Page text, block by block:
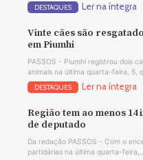
DESTAQUES Ler na íntegra
Vinte cães são
em Piumhi
PASSOS - Piumhi registrou dois
animais na última quarta-feira, 5,
DESTAQUES Ler na íntegra
Região tem ao menos
de deputado
Da redação PASSOS - Com o
partidárias na última quarta-